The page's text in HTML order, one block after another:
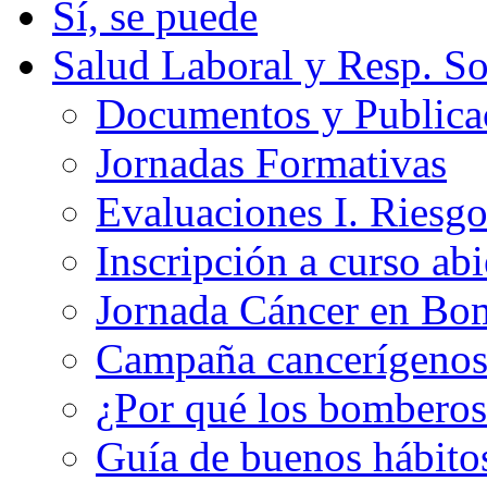
Sí, se puede
Salud Laboral y Resp.
Documentos y
Jornadas Formativas
Evaluaciones I.
Inscripción a curso
Jornada Cáncer en
Campaña
¿Por qué los
Guía de buenos